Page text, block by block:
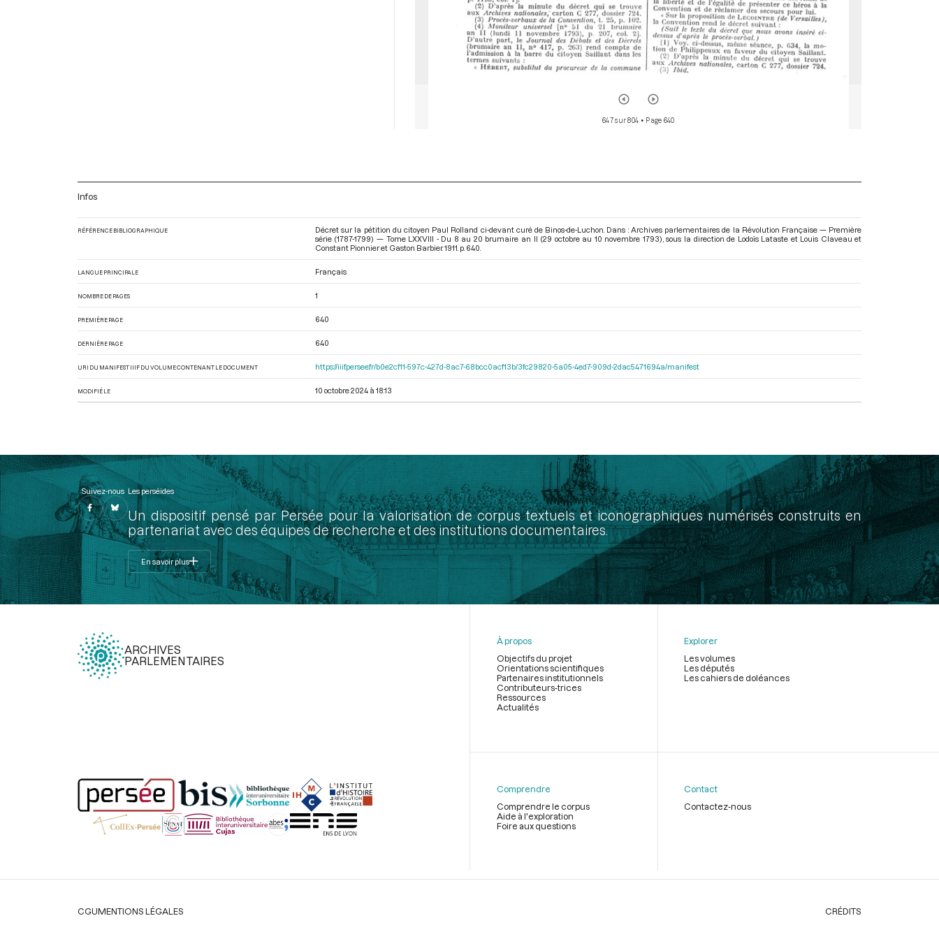
647 sur 804 • Page 640
Infos
RÉFÉRENCE BIBLIOGRAPHIQUE
Décret sur la pétition du citoyen Paul Rolland ci-devant curé de Binos-de-Luchon. Dans : Archives parlementaires de la Révolution Française — Première
série (1787-1799) — Tome LXXVIII - Du 8 au 20 brumaire an II (29 octobre au 10 novembre 1793) , sous la direction de Lodoïs Lataste et Louis Claveau et
Constant Pionnier et Gaston Barbier. 1911. p. 640.
LANGUE PRINCIPALE Français
NOMBRE DE PAGES 1
PREMIÈRE PAGE 640
DERNIÈRE PAGE 640
URI DU MANIFEST IIIF DU VOLUME CONTENANT LE DOCUMENT https://iiif.persee.fr/b0e2cf11-597c-427d-8ac7-68bcc0acf13b/3fc29820-5a05-4ed7-909d-2dac5471694a/manifest
MODIFIÉ LE 10 octobre 2024 à 18:13
Suivez-nous Les perséides
Un dispositif pensé par Persée pour la valorisation de corpus textuels et iconographiques numérisés construits en
partenariat avec des équipes de recherche et des institutions documentaires.
En savoir plus
ARCHIVES
PARLEMENTAIRES
page
À propos
Objectifs du projet
Orientations scientifiques
Partenaires institutionnels
Contributeurs-trices
Ressources
Actualités
Explorer
Les volumes
Les députés
Les cahiers de doléances
Comprendre
Comprendre le corpus
Aide à l'exploration
Foire aux questions
Contact
Contactez-nous
Légal
CGUMENTIONS LÉGALES CRÉDITS